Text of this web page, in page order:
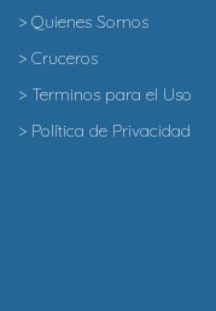
> Quienes Somos
> Cruceros
> Terminos para el Uso
> Política de Privacidad